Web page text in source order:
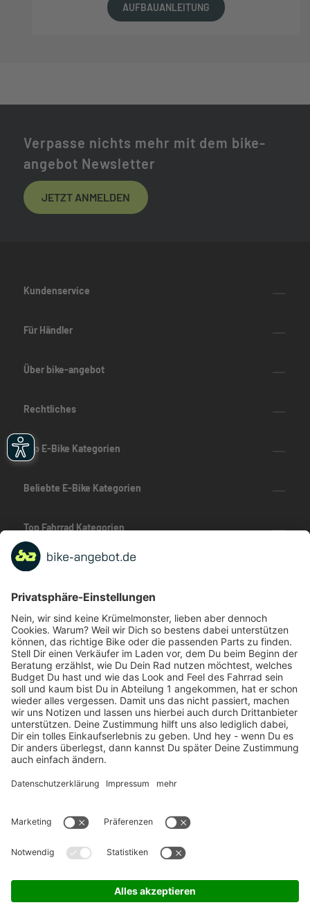
AUFBAUANLEITUNG
Verpasse nichts mehr mit dem bike-
angebot Newsletter
JETZT ANMELDEN
Kundenservice
Für Händler
Über bike-angebot
Rechtliches
Top E-Bike Kategorien
Beliebte E-Bike Kategorien
Top Fahrrad Kategorien
Beliebte Fahrrad-Kategorien
Marken-Highlights
TOP-Marken
ZAHLUNGSARTEN / RATENKAUF
FÜR ARBEITGEBER & ARBEITNEHMER